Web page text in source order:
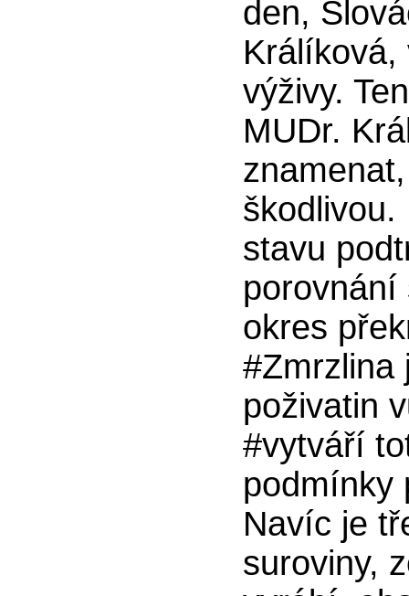
den,
výživy.
MUDr.
škodlivou.
stavu
porovnání
okres
#Zmrzlina
poživatin
#vytváří
podmínky
Navíc je
suroviny,